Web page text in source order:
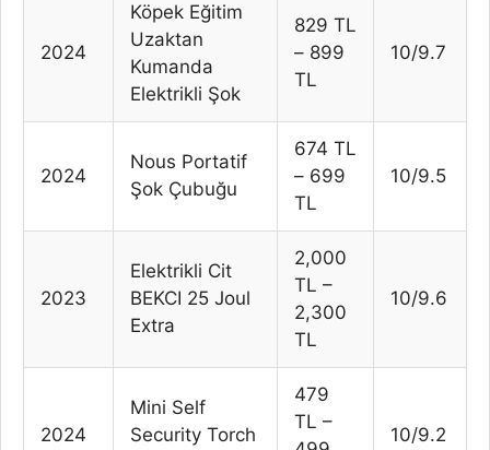
2024
Köpek Eğitim
Uzaktan
Kumanda
Elektrikli Şok
829 TL
– 899
TL
10/9.7
2024
Nous Portatif
Şok Çubuğu
674 TL
– 699
TL
10/9.5
2023
Elektrikli Cit
BEKCI 25 Joul
Extra
2,000
TL –
2,300
TL
10/9.6
2024
Mini Self
Security Torch
479
TL –
10/9.2